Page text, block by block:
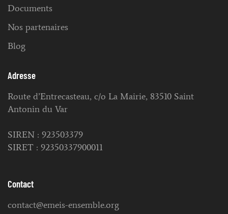
Documents
Nos partenaires
Blog
Adresse
Route d’Entrecasteau, c/o La Mairie, 83510 Saint
Antonin du Var
SIREN : 923503379
SIRET : 92350337900011
Contact
contact@emeis-ensemble.org